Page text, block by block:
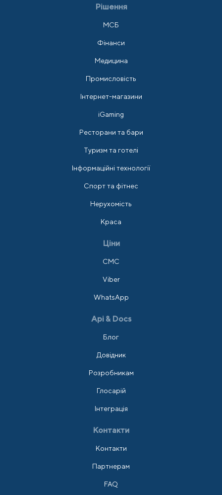
Рішення
МСБ
Фінанси
Медицина
Промисловість
Інтернет-магазини
iGaming
Ресторани та бари
Туризм та готелі
Інформаційні технології
Спорт та фітнес
Нерухомість
Краса
Ціни
СМС
Viber
WhatsApp
Api & Docs
Блог
Довідник
Розробникам
Глосарій
Інтеграція
Контакти
Контакти
Партнерам
FAQ